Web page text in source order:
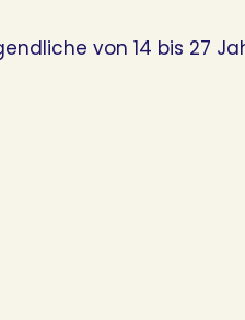
von 14 bis 27